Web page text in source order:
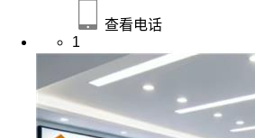
查看电话
1